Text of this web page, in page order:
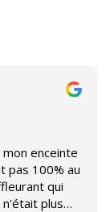
enceinte
pas 100% au
qui
plus